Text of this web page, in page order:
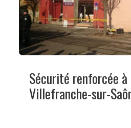
Sécurité renforcée à
Villefranche-sur-